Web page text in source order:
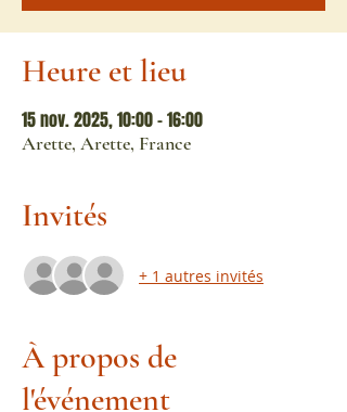
Heure et lieu
15 nov. 2025, 10:00 – 16:00
Arette, Arette, France
Invités
+ 1 autres invités
À propos de
l'événement